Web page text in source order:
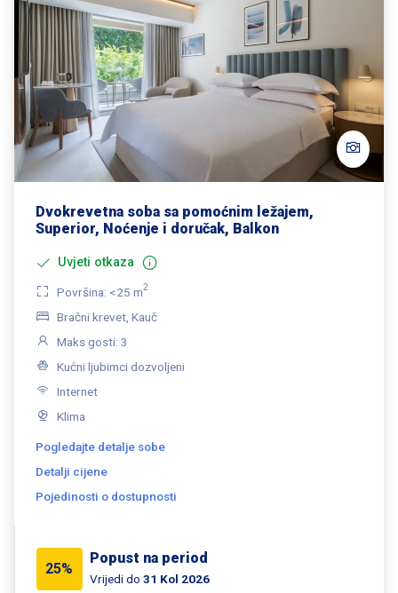
Dvokrevetna soba sa pomoćnim ležajem,
Superior, Noćenje i doručak, Balkon
Uvjeti otkaza
Površina: <25 m2
Bračni krevet, Kauč
Maks gosti: 3
Kućni ljubimci dozvoljeni
Internet
Klima
Pogledajte detalje sobe
Detalji cijene
Pojedinosti o dostupnosti
25%
Popust na period
Vrijedi do 31 Kol 2026